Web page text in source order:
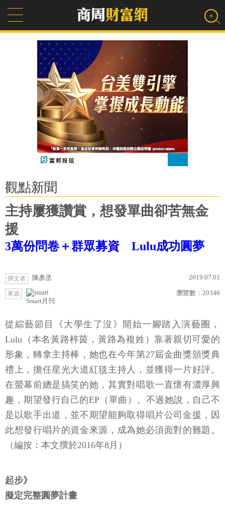
觀點新聞
主持屢獲讚賞，想發單曲卻苦無金
援
3萬份問卷＋群眾募資 Lulu成功圓夢
撰文者 陳彥丞 2019.07.01
來源
Smart月刊
瀏覽數： 20346
從綜藝節目《大學生了沒》開始一腳踏入演藝圈，
Lulu（本名黃路梓茵，黃路為複姓）靠著親切可愛的
形象，轉拿主持棒，她也在今年第27屆金曲獎頒獎典
禮上，擔任星光大道紅毯主持人，並獲得一片好評。
在螢幕前總是搞笑的她，其實對唱歌一直懷有濃厚興
趣，期望發行自己的EP（單曲）。不過她說，自己不
是以歌手出道，並不期望能夠取得唱片公司金援，因
此想發行唱片的資金來源，成為她必須面對的難題。
（編按：本文撰於2016年8月）
起步》
擬定完整圓夢計畫